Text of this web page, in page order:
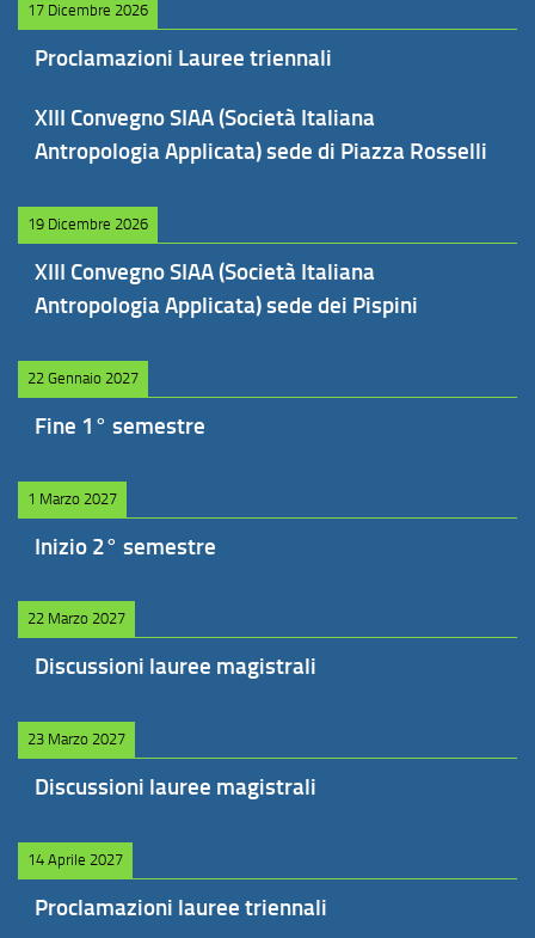
17 Dicembre 2026
Proclamazioni Lauree triennali
XIII Convegno SIAA (Società Italiana
Antropologia Applicata) sede di Piazza Rosselli
19 Dicembre 2026
XIII Convegno SIAA (Società Italiana
Antropologia Applicata) sede dei Pispini
22 Gennaio 2027
Fine 1° semestre
1 Marzo 2027
Inizio 2° semestre
22 Marzo 2027
Discussioni lauree magistrali
23 Marzo 2027
Discussioni lauree magistrali
14 Aprile 2027
Proclamazioni lauree triennali